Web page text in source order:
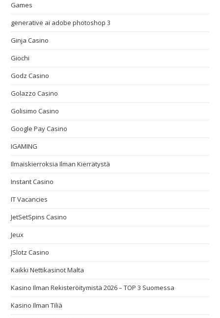
Games
generative ai adobe photoshop 3
Ginja Casino
Giochi
Godz Casino
Golazzo Casino
Golisimo Casino
Google Pay Casino
IGAMING
Ilmaiskierroksia Ilman Kierrätystä
Instant Casino
IT Vacancies
JetSetSpins Casino
Jeux
JSlotz Casino
Kaikki Nettikasinot Malta
Kasino Ilman Rekisteröitymistä 2026 – TOP 3 Suomessa
Kasino Ilman Tiliä